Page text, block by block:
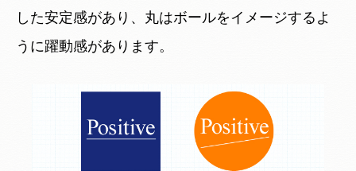
した安定感があり、丸はボールをイメージするよ
うに躍動感があります。